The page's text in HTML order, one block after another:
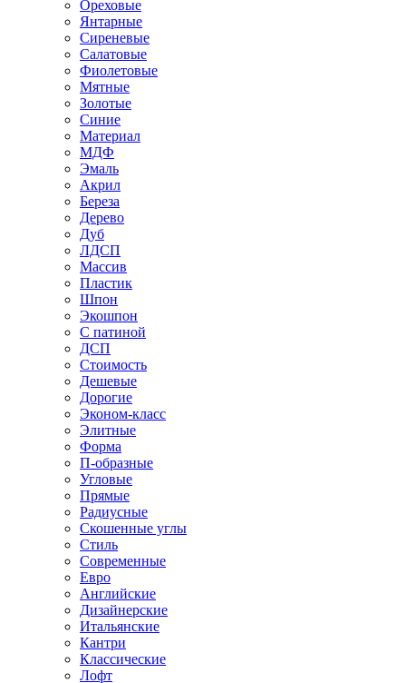
Ореховые
Янтарные
Сиреневые
Салатовые
Фиолетовые
Мятные
Золотые
Синие
Материал
МДФ
Эмаль
Акрил
Береза
Дерево
Дуб
ЛДСП
Массив
Пластик
Шпон
Экошпон
С патиной
ДСП
Стоимость
Дешевые
Дорогие
Эконом-класс
Элитные
Форма
П-образные
Угловые
Прямые
Радиусные
Скошенные углы
Стиль
Современные
Евро
Английские
Дизайнерские
Итальянские
Кантри
Классические
Лофт